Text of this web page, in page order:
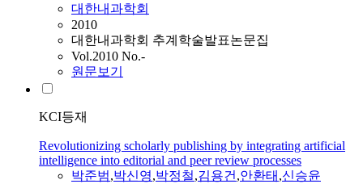
대한내과학회
2010
대한내과학회 추계학술발표논문집
Vol.2010 No.-
원문보기
KCI등재
Revolutionizing scholarly publishing by integrating artificial
intelligence into editorial and peer review processes
박준범,박신영,박정철,김용건,안환태 ,신승윤